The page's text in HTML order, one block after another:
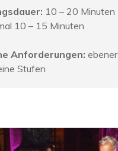
10 – 20 Minuten
10 – 15 Minuten
Anforderungen: ebener
Stufen